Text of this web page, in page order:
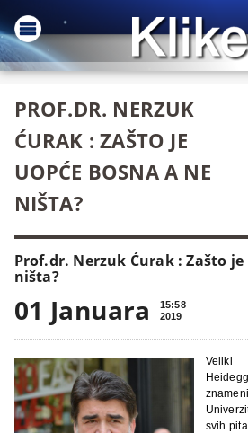
PROF.DR. NERZUK
ĆURAK : ZAŠTO JE
UOPĆE BOSNA A NE
NIŠTA?
Prof.dr. Nerzuk Ćurak : Zašto je
ništa?
01 Januara
15:58
2019
Veliki
svih